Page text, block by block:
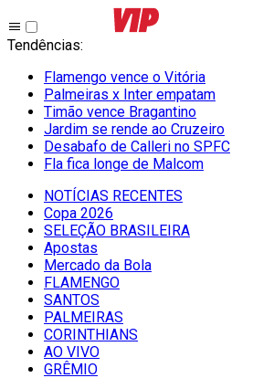
Tendências:
Flamengo vence o Vitória
Palmeiras x Inter empatam
Timão vence Bragantino
Jardim se rende ao Cruzeiro
Desabafo de Calleri no SPFC
Fla fica longe de Malcom
NOTÍCIAS RECENTES
Copa 2026
SELEÇÃO BRASILEIRA
Apostas
Mercado da Bola
FLAMENGO
SANTOS
PALMEIRAS
CORINTHIANS
AO VIVO
GRÊMIO